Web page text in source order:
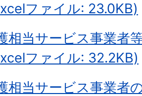
ファイル: 23.0KB)
相当サービス事業者
ファイル: 32.2KB)
相当サービス事業者